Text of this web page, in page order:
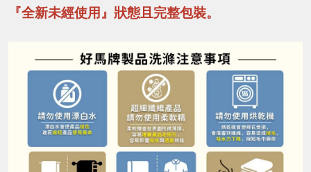
『全新未經使用』狀態且完整包裝。